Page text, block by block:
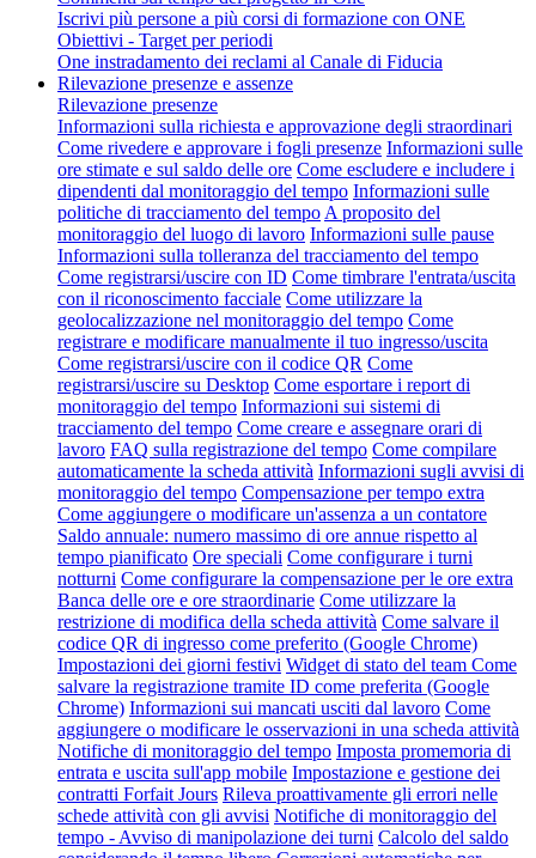
Iscrivi più persone a più corsi di formazione con ONE
Obiettivi - Target per periodi
One instradamento dei reclami al Canale di Fiducia
Rilevazione presenze e assenze
Rilevazione presenze
Informazioni sulla richiesta e approvazione degli straordinari
Come rivedere e approvare i fogli presenze Informazioni sulle
ore stimate e sul saldo delle ore Come escludere e includere i
dipendenti dal monitoraggio del tempo Informazioni sulle
politiche di tracciamento del tempo A proposito del
monitoraggio del luogo di lavoro Informazioni sulle pause
Informazioni sulla tolleranza del tracciamento del tempo
Come registrarsi/uscire con ID Come timbrare l'entrata/uscita
con il riconoscimento facciale Come utilizzare la
geolocalizzazione nel monitoraggio del tempo Come
registrare e modificare manualmente il tuo ingresso/uscita
Come registrarsi/uscire con il codice QR Come
registrarsi/uscire su Desktop Come esportare i report di
monitoraggio del tempo Informazioni sui sistemi di
tracciamento del tempo Come creare e assegnare orari di
lavoro FAQ sulla registrazione del tempo Come compilare
automaticamente la scheda attività Informazioni sugli avvisi di
monitoraggio del tempo Compensazione per tempo extra
Come aggiungere o modificare un'assenza a un contatore
Saldo annuale: numero massimo di ore annue rispetto al
tempo pianificato Ore speciali Come configurare i turni
notturni Come configurare la compensazione per le ore extra
Banca delle ore e ore straordinarie Come utilizzare la
restrizione di modifica della scheda attività Come salvare il
codice QR di ingresso come preferito (Google Chrome)
Impostazioni dei giorni festivi Widget di stato del team Come
salvare la registrazione tramite ID come preferita (Google
Chrome) Informazioni sui mancati usciti dal lavoro Come
aggiungere o modificare le osservazioni in una scheda attività
Notifiche di monitoraggio del tempo Imposta promemoria di
entrata e uscita sull'app mobile Impostazione e gestione dei
contratti Forfait Jours Rileva proattivamente gli errori nelle
schede attività con gli avvisi Notifiche di monitoraggio del
tempo - Avviso di manipolazione dei turni Calcolo del saldo